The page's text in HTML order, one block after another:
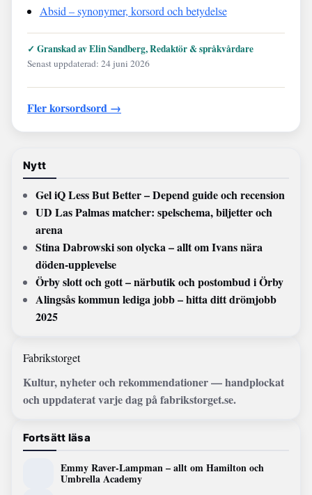
Absid – synonymer, korsord och betydelse
✓ Granskad av Elin Sandberg, Redaktör & språkvårdare
Senast uppdaterad: 24 juni 2026
Fler korsordsord →
Nytt
Gel iQ Less But Better – Depend guide och recension
UD Las Palmas matcher: spelschema, biljetter och
arena
Stina Dabrowski son olycka – allt om Ivans nära
döden-upplevelse
Örby slott och gott – närbutik och postombud i Örby
Alingsås kommun lediga jobb – hitta ditt drömjobb
2025
Fabrikstorget
Kultur, nyheter och rekommendationer — handplockat
och uppdaterat varje dag på fabrikstorget.se.
Fortsätt läsa
Emmy Raver-Lampman – allt om Hamilton och
Umbrella Academy